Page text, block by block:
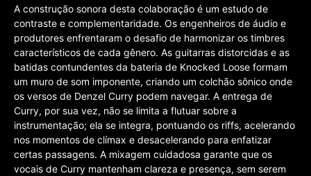
A construção sonora desta colaboração é um estudo de
contraste e complementaridade. Os engenheiros de áudio e
produtores enfrentaram o desafio de harmonizar os timbres
característicos de cada gênero. As guitarras distorcidas e as
batidas contundentes da bateria de Knocked Loose formam
um muro de som imponente, criando um colchão sônico onde
os versos de Denzel Curry podem navegar. A entrega de
Curry, por sua vez, não se limita a flutuar sobre a
instrumentação; ela se integra, pontuando os riffs, acelerando
nos momentos de clímax e desacelerando para enfatizar
certas passagens. A mixagem cuidadosa garante que os
vocais de Curry mantenham clareza e presença, sem serem